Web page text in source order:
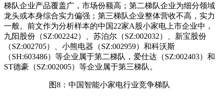
梯队企业产品覆盖广，市场份额高；第二梯队企业为细分领域
龙头或本身综合实力偏强；第三梯队企业整体营收不高，实力
一般。前文作为分析样本的中国22家A股小家电上市企业中，
九阳股份（SZ:002242）、苏泊尔（SZ:002032）、新宝股份
（SZ:002705）、小熊电器（SZ:002959）和科沃斯
（SH:603486）等企业属于第二梯队，爱仕达（SZ:002403）和
ST德豪（SZ:002005）等企业属于第三梯队。
图8：中国智能小家电行业竞争梯队